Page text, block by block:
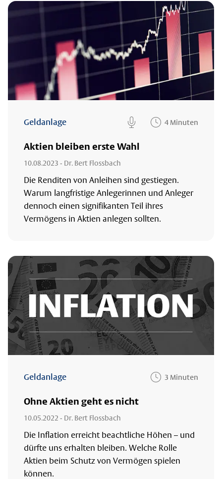
Geldanlage microphone
4 Minuten
Aktien bleiben erste Wahl
10.08.2023 - Dr. Bert Flossbach
Die Renditen von Anleihen sind gestiegen.
Warum langfristige Anlegerinnen und Anleger
dennoch einen signifikanten Teil ihres
Vermögens in Aktien anlegen sollten.
Geldanlage 3 Minuten
Ohne Aktien geht es nicht
10.05.2022 - Dr. Bert Flossbach
Die Inflation erreicht beachtliche Höhen – und
dürfte uns erhalten bleiben. Welche Rolle
Aktien beim Schutz von Vermögen spielen
können.